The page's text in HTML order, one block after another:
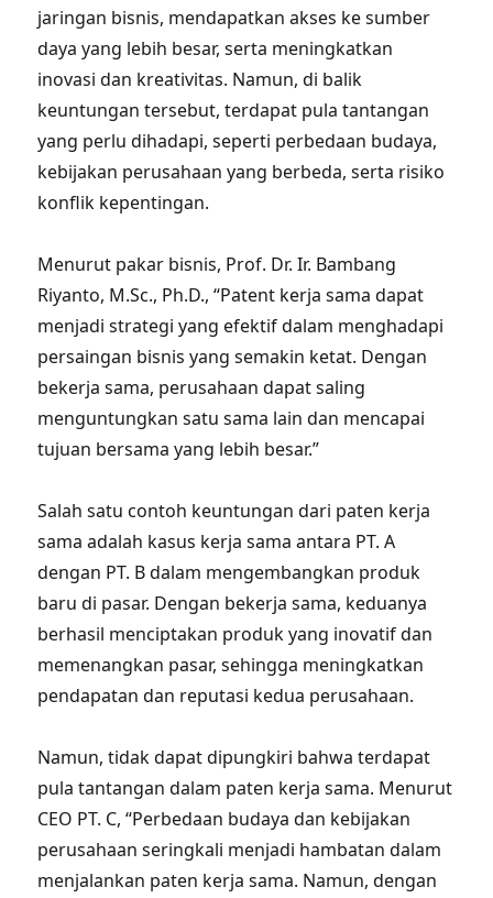
jaringan bisnis, mendapatkan akses ke sumber
daya yang lebih besar, serta meningkatkan
inovasi dan kreativitas. Namun, di balik
keuntungan tersebut, terdapat pula tantangan
yang perlu dihadapi, seperti perbedaan budaya,
kebijakan perusahaan yang berbeda, serta risiko
konflik kepentingan.
Menurut pakar bisnis, Prof. Dr. Ir. Bambang
Riyanto, M.Sc., Ph.D., “Patent kerja sama dapat
menjadi strategi yang efektif dalam menghadapi
persaingan bisnis yang semakin ketat. Dengan
bekerja sama, perusahaan dapat saling
menguntungkan satu sama lain dan mencapai
tujuan bersama yang lebih besar.”
Salah satu contoh keuntungan dari paten kerja
sama adalah kasus kerja sama antara PT. A
dengan PT. B dalam mengembangkan produk
baru di pasar. Dengan bekerja sama, keduanya
berhasil menciptakan produk yang inovatif dan
memenangkan pasar, sehingga meningkatkan
pendapatan dan reputasi kedua perusahaan.
Namun, tidak dapat dipungkiri bahwa terdapat
pula tantangan dalam paten kerja sama. Menurut
CEO PT. C, “Perbedaan budaya dan kebijakan
perusahaan seringkali menjadi hambatan dalam
menjalankan paten kerja sama. Namun, dengan